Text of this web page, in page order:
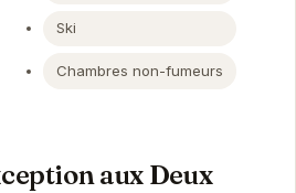
Ski
Chambres non-fumeurs
aux Deux